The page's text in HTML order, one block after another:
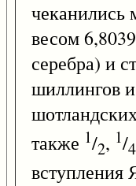
весом
серебра) и
шиллингов
также 1/2, 1/4
вступления